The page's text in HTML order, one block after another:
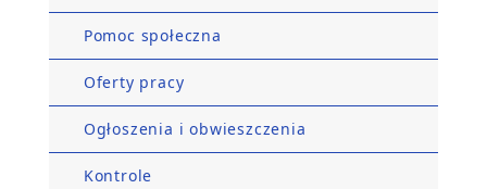
Pomoc społeczna
Oferty pracy
Ogłoszenia i obwieszczenia
Kontrole